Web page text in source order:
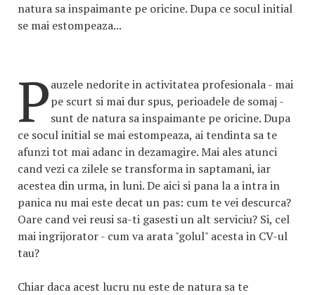
natura sa inspaimante pe oricine. Dupa ce socul initial
se mai estompeaza...
Pauzele nedorite in activitatea profesionala - mai
pe scurt si mai dur spus, perioadele de somaj -
sunt de natura sa inspaimante pe oricine. Dupa
ce socul initial se mai estompeaza, ai tendinta sa te
afunzi tot mai adanc in dezamagire. Mai ales atunci
cand vezi ca zilele se transforma in saptamani, iar
acestea din urma, in luni. De aici si pana la a intra in
panica nu mai este decat un pas: cum te vei descurca?
Oare cand vei reusi sa-ti gasesti un alt serviciu? Si, cel
mai ingrijorator - cum va arata "golul" acesta in CV-ul
tau?
Chiar daca acest lucru nu este de natura sa te